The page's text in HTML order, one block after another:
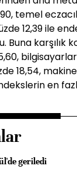
temel
12,39 ile
Buna karşılık
18,54,
en
geriledi